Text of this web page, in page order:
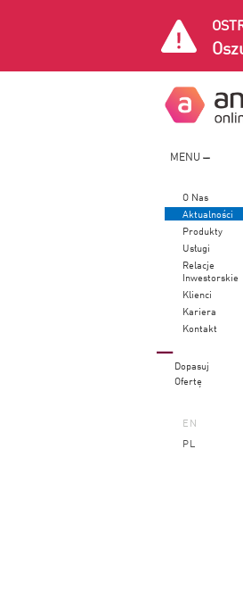
MENU
O Nas
Aktualności
Produkty
Usługi
Relacje
Inwestorskie
Klienci
Kariera
Kontakt
Dopasuj
Ofertę
EN
PL